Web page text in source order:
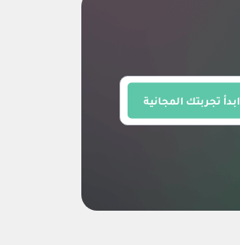
ابدأ تجربتك المجانية